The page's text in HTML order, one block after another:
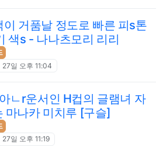
거품날 정도로 빠른 피s톤
색s - 나나츠모리 리리
일 오후 11:04
ㄴr운서인 H컵의 글램녀 자
마나카 미치루 [구슬]
일 오후 11:19